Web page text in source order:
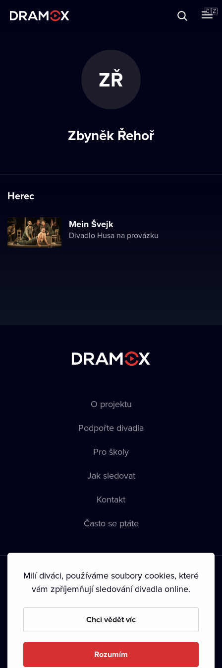
🇨🇿
ZŘ
Zbyněk Řehoř
Herec
Mein Švejk
Divadlo Husa na provázku
O projektu
Podpořte divadla
Pro školy
Jak sledovat
Kontakt
Často se ptáte
Podmínky používání • Ochrana soukromí • Zásady používání
• Autorská práva•
Milí diváci, používáme soubory cookies, které
vám zpříjemňují sledování divadla online.
Chci vědět víc
Rozumím